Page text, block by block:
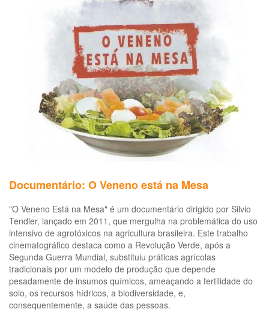
Documentário: O Veneno está na Mesa
"O Veneno Está na Mesa" é um documentário dirigido por Silvio
Tendler, lançado em 2011, que mergulha na problemática do uso
intensivo de agrotóxicos na agricultura brasileira. Este trabalho
cinematográfico destaca como a Revolução Verde, após a
Segunda Guerra Mundial, substituiu práticas agrícolas
tradicionais por um modelo de produção que depende
pesadamente de insumos químicos, ameaçando a fertilidade do
solo, os recursos hídricos, a biodiversidade, e,
consequentemente, a saúde das pessoas.